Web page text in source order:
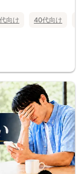
向け 40代向け